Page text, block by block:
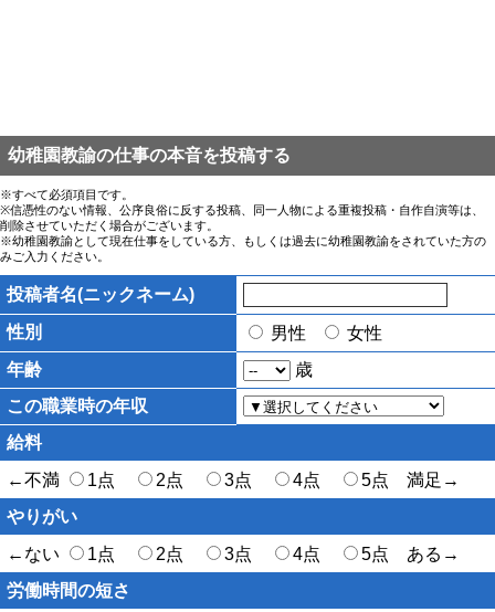
幼稚園教諭の仕事の本音を投稿する
※すべて必須項目です。
※信憑性のない情報、公序良俗に反する投稿、同一人物による重複投稿・自作自演等は、
削除させていただく場合がございます。
※幼稚園教諭として現在仕事をしている方、もしくは過去に幼稚園教諭をされていた方の
みご入力ください。
投稿者名(ニックネーム)
性別
男性
女性
年齢
歳
この職業時の年収
給料
←不満
1点 2点 3点 4点
5点 満足→
やりがい
←ない
1点 2点 3点 4点
5点 ある→
労働時間の短さ